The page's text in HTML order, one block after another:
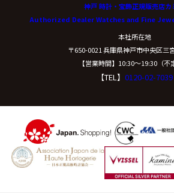
神戸 時計・宝飾正規販売店カ
Authorized Dealer Watches and Fine
本社所在地
〒650-0021 兵庫県神戸市中央区三
【営業時間】10:30〜19:30（不
【TEL】 0120-02-7039